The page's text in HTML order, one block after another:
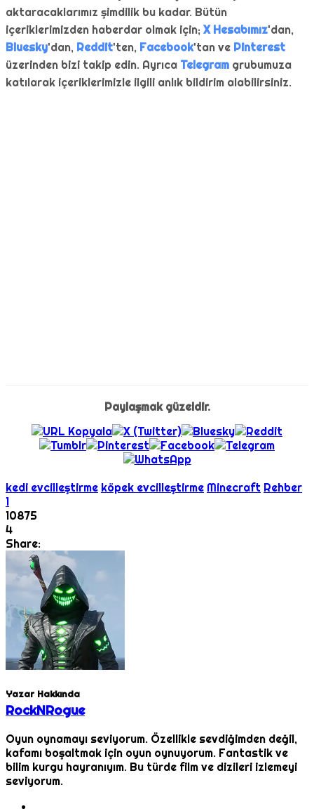
aktaracaklarımız şimdilik bu kadar. Bütün
içeriklerimizden haberdar olmak için; X Hesabımız'dan,
Bluesky'dan, Reddit'ten, Facebook'tan ve Pinterest
üzerinden bizi takip edin. Ayrıca Telegram grubumuza
katılarak içeriklerimizle ilgili anlık bildirim alabilirsiniz.
Paylaşmak güzeldir.
kedi evcilleştirme köpek evcilleştirme Minecraft Rehber
1
10875
4
Share:
Yazar Hakkında
RockNRogue
Oyun oynamayı seviyorum. Özellikle sevdiğimden değil,
kafamı boşaltmak için oyun oynuyorum. Fantastik ve
bilim kurgu hayranıyım. Bu türde film ve dizileri izlemeyi
seviyorum.